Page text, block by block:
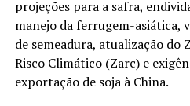
Inicialmente, o sítio era
descansar nos fins de
enxergar a propriedade como
e de trabalho.
projeções para a safra,
manejo da ferrugem-asiática,
de semeadura, atualização
Risco Climático (Zarc) e
exportação de soja à China.